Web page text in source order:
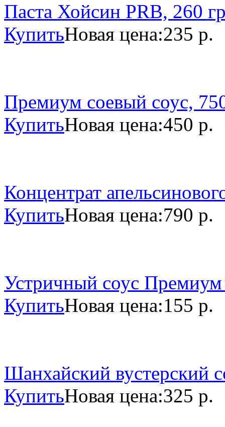
Паста Хойсин PRB, 260
КупитьНовая цена:235 р.
Премиум соевый соус,
КупитьНовая цена:450 р.
Концентрат
КупитьНовая цена:790 р.
Устричный соус
КупитьНовая цена:155 р.
Шанхайский вустерский
КупитьНовая цена:325 р.